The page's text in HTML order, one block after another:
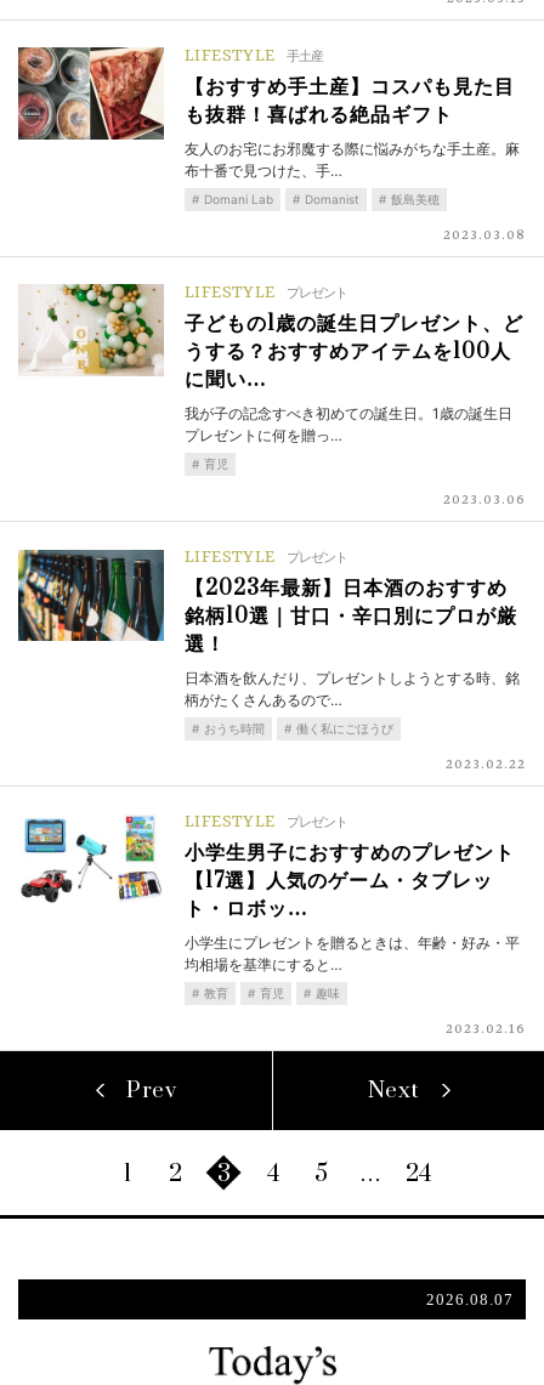
LIFESTYLE 手土産
【おすすめ手土産】コスパも見た目
も抜群！喜ばれる絶品ギフト
友人のお宅にお邪魔する際に悩みがちな手土産。麻
布十番で見つけた、手…
Domani Lab Domanist 飯島美穂
2023.03.08
LIFESTYLE プレゼント
子どもの1歳の誕生日プレゼント、ど
うする？おすすめアイテムを100人
に聞い…
我が子の記念すべき初めての誕生日。1歳の誕生日
プレゼントに何を贈っ…
育児
2023.03.06
LIFESTYLE プレゼント
【2023年最新】日本酒のおすすめ
銘柄10選｜甘口・辛口別にプロが厳
選！
日本酒を飲んだり、プレゼントしようとする時、銘
柄がたくさんあるので…
おうち時間 働く私にごほうび
2023.02.22
LIFESTYLE プレゼント
小学生男子におすすめのプレゼント
【17選】人気のゲーム・タブレッ
ト・ロボッ…
小学生にプレゼントを贈るときは、年齢・好み・平
均相場を基準にすると…
教育 育児 趣味
2023.02.16
Prev
1 2 3 4 5 … 24
Next
2026.08.07